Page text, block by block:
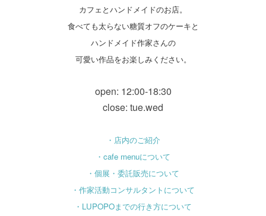
カフェとハンドメイドのお店。
食べても太らない糖質オフのケーキと
ハンドメイド作家さんの
可愛い作品をお楽しみください。
open: 12:00-18:30
close: tue.wed
・店内のご紹介
・cafe menuについて
・個展・委託販売について
・作家活動コンサルタントについて
・LUPOPOまでの行き方について